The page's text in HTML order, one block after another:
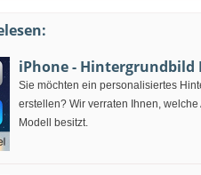
iPhone -
Sie möchten ein personalisiertes
erstellen? Wir verraten Ihnen,
Modell besitzt.